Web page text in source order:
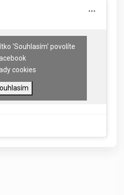
'Souhlasím' povolíte
cookies